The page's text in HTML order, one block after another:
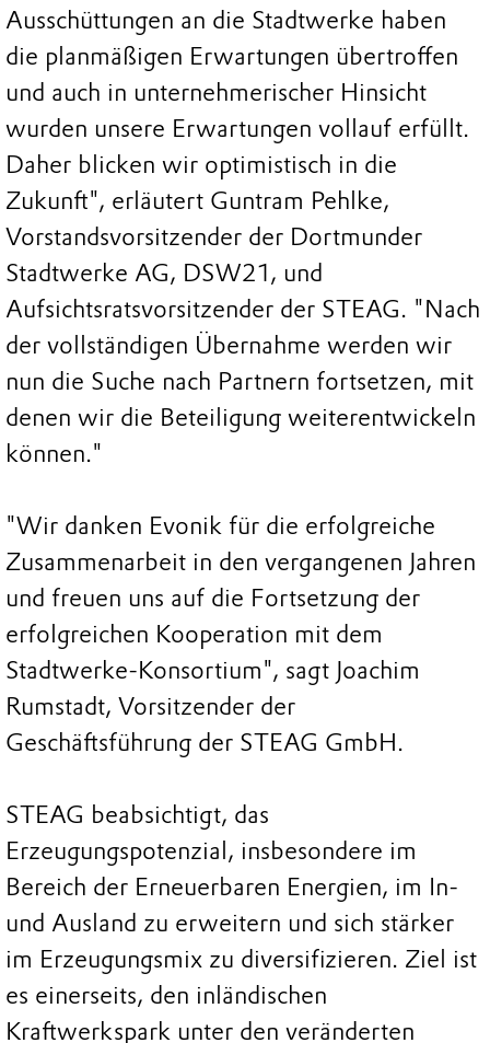
Ausschüttungen an die Stadtwerke haben
die planmäßigen Erwartungen übertroffen
und auch in unternehmerischer Hinsicht
wurden unsere Erwartungen vollauf erfüllt.
Daher blicken wir optimistisch in die
Zukunft", erläutert Guntram Pehlke,
Vorstandsvorsitzender der Dortmunder
Stadtwerke AG, DSW21, und
Aufsichtsratsvorsitzender der STEAG. "Nach
der vollständigen Übernahme werden wir
nun die Suche nach Partnern fortsetzen, mit
denen wir die Beteiligung weiterentwickeln
können."
"Wir danken Evonik für die erfolgreiche
Zusammenarbeit in den vergangenen Jahren
und freuen uns auf die Fortsetzung der
erfolgreichen Kooperation mit dem
Stadtwerke-Konsortium", sagt Joachim
Rumstadt, Vorsitzender der
Geschäftsführung der STEAG GmbH.
STEAG beabsichtigt, das
Erzeugungspotenzial, insbesondere im
Bereich der Erneuerbaren Energien, im In-
und Ausland zu erweitern und sich stärker
im Erzeugungsmix zu diversifizieren. Ziel ist
es einerseits, den inländischen
Kraftwerkspark unter den veränderten